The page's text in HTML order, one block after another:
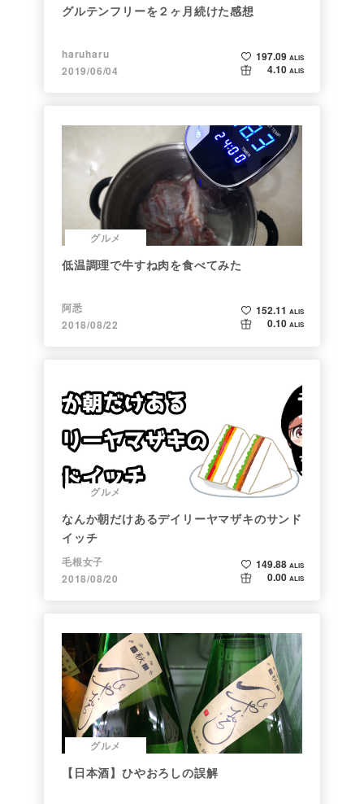
グルテンフリーを２ヶ月続けた感想
haruharu
2019/06/04
197.09 ALIS
4.10 ALIS
グルメ
低温調理で牛すね肉を食べてみた
阿悉
2018/08/22
152.11 ALIS
0.10 ALIS
グルメ
なんか朝だけあるデイリーヤマザキのサンド
イッチ
毛根女子
2018/08/20
149.88 ALIS
0.00 ALIS
グルメ
【日本酒】ひやおろしの誤解